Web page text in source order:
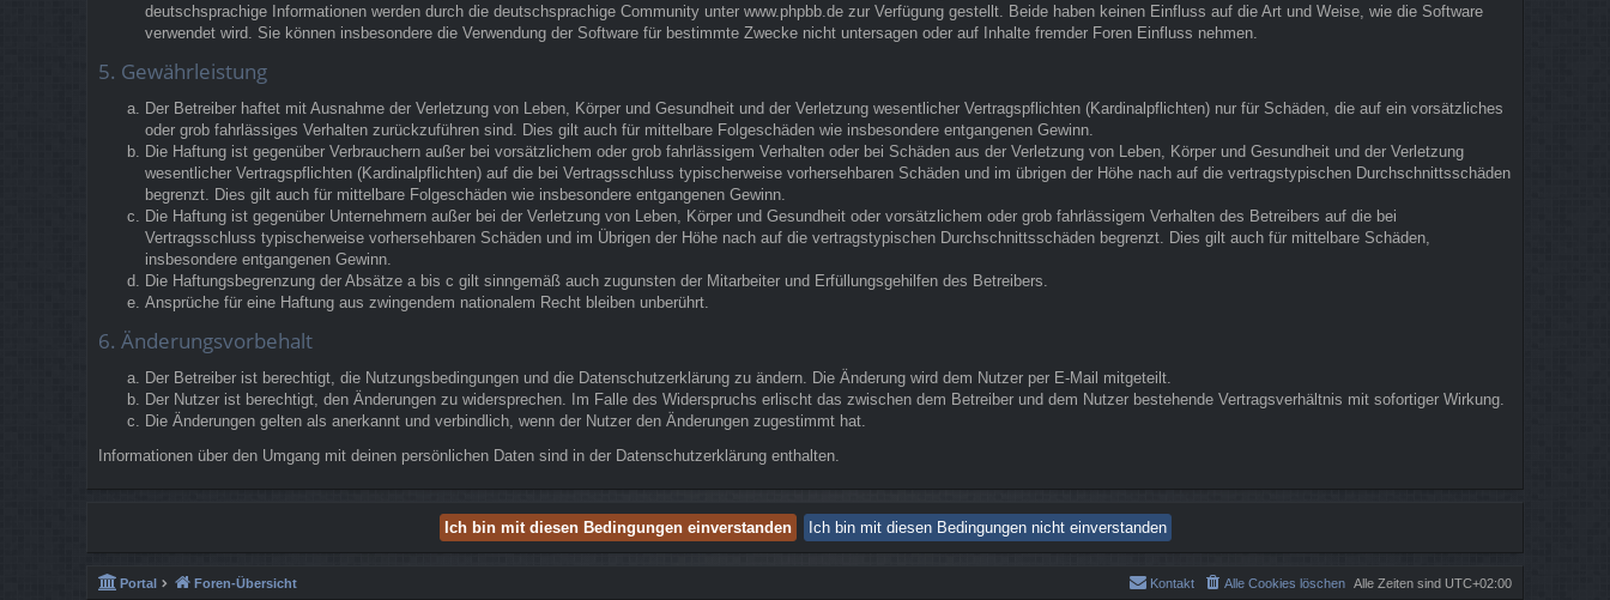
deutschsprachige Informationen werden durch die deutschsprachige Community unter www.phpbb.de zur Verfügung gestellt. Beide haben keinen Einfluss auf die Art und Weise, wie die Software
verwendet wird. Sie können insbesondere die Verwendung der Software für bestimmte Zwecke nicht untersagen oder auf Inhalte fremder Foren Einfluss nehmen.
5. Gewährleistung
Der Betreiber haftet mit Ausnahme der Verletzung von Leben, Körper und Gesundheit und der Verletzung wesentlicher Vertragspflichten (Kardinalpflichten) nur für Schäden, die auf ein vorsätzliches
oder grob fahrlässiges Verhalten zurückzuführen sind. Dies gilt auch für mittelbare Folgeschäden wie insbesondere entgangenen Gewinn.
Die Haftung ist gegenüber Verbrauchern außer bei vorsätzlichem oder grob fahrlässigem Verhalten oder bei Schäden aus der Verletzung von Leben, Körper und Gesundheit und der Verletzung
wesentlicher Vertragspflichten (Kardinalpflichten) auf die bei Vertragsschluss typischerweise vorhersehbaren Schäden und im übrigen der Höhe nach auf die vertragstypischen Durchschnittsschäden
begrenzt. Dies gilt auch für mittelbare Folgeschäden wie insbesondere entgangenen Gewinn.
Die Haftung ist gegenüber Unternehmern außer bei der Verletzung von Leben, Körper und Gesundheit oder vorsätzlichem oder grob fahrlässigem Verhalten des Betreibers auf die bei
Vertragsschluss typischerweise vorhersehbaren Schäden und im Übrigen der Höhe nach auf die vertragstypischen Durchschnittsschäden begrenzt. Dies gilt auch für mittelbare Schäden,
insbesondere entgangenen Gewinn.
Die Haftungsbegrenzung der Absätze a bis c gilt sinngemäß auch zugunsten der Mitarbeiter und Erfüllungsgehilfen des Betreibers.
Ansprüche für eine Haftung aus zwingendem nationalem Recht bleiben unberührt.
6. Änderungsvorbehalt
Der Betreiber ist berechtigt, die Nutzungsbedingungen und die Datenschutzerklärung zu ändern. Die Änderung wird dem Nutzer per E-Mail mitgeteilt.
Der Nutzer ist berechtigt, den Änderungen zu widersprechen. Im Falle des Widerspruchs erlischt das zwischen dem Betreiber und dem Nutzer bestehende Vertragsverhältnis mit sofortiger Wirkung.
Die Änderungen gelten als anerkannt und verbindlich, wenn der Nutzer den Änderungen zugestimmt hat.
Informationen über den Umgang mit deinen persönlichen Daten sind in der Datenschutzerklärung enthalten.
Portal Foren-Übersicht Alle Zeiten sind UTC+02:00
Alle Cookies löschen
Kontakt